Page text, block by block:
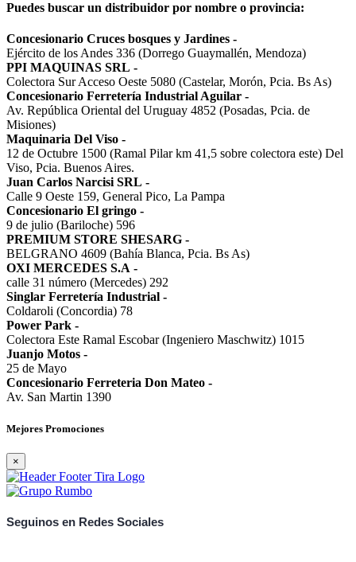
Puedes buscar un distribuidor por nombre o provincia:
Concesionario Cruces bosques y Jardines -
Ejército de los Andes 336 (Dorrego Guaymallén, Mendoza)
PPI MAQUINAS SRL -
Colectora Sur Acceso Oeste 5080 (Castelar, Morón, Pcia. Bs As)
Concesionario Ferretería Industrial Aguilar -
Av. República Oriental del Uruguay 4852 (Posadas, Pcia. de
Misiones)
Maquinaria Del Viso -
12 de Octubre 1500 (Ramal Pilar km 41,5 sobre colectora este) Del
Viso, Pcia. Buenos Aires.
Juan Carlos Narcisi SRL -
Calle 9 Oeste 159, General Pico, La Pampa
Concesionario El gringo -
9 de julio (Bariloche) 596
PREMIUM STORE SHESARG -
BELGRANO 4609 (Bahía Blanca, Pcia. Bs As)
OXI MERCEDES S.A -
calle 31 número (Mercedes) 292
Singlar Ferretería Industrial -
Coldaroli (Concordia) 78
Power Park -
Colectora Este Ramal Escobar (Ingeniero Maschwitz) 1015
Juanjo Motos -
25 de Mayo
Concesionario Ferreteria Don Mateo -
Av. San Martin 1390
Mejores Promociones
×
Seguinos en Redes Sociales